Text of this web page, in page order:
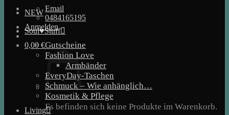
Email
0484165195
Anmelden
0,00€
Es befinden sich keine Produkte im Warenkorb.
NEW
Soul♥Stuff
Gutscheine
Fashion Love
Armbänder
EveryDay-Taschen
Schmuck – Wie anhänglich…
Kosmetik & Pflege
Living